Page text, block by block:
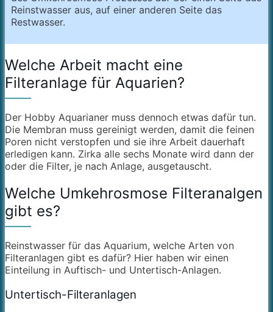
Reinstwasser aus, auf einer anderen Seite das
Restwasser.
Welche Arbeit macht eine
Filteranlage für Aquarien?
Der Hobby Aquarianer muss dennoch etwas dafür tun.
Die Membran muss gereinigt werden, damit die feinen
Poren nicht verstopfen und sie ihre Arbeit dauerhaft
erledigen kann. Zirka alle sechs Monate wird dann der
oder die Filter, je nach Anlage, ausgetauscht.
Welche Umkehrosmose Filteranalgen
gibt es?
Reinstwasser für das Aquarium, welche Arten von
Filteranlagen gibt es dafür? Hier haben wir einen
Einteilung in Auftisch- und Untertisch-Anlagen.
Untertisch-Filteranlagen